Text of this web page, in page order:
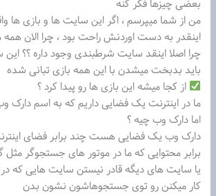
بعضی چیزها فکر کنه
من از شما میپرسم ، اگر این سایت ها و بازی ها
اینقدر به دست اوردنش راحت بود ، چرا الان همه
چرا اصلا اینقد سایت شرطبندی وجود داره ؟؟ این
باید بدبخت میشدن با این همه بازی تبانی شده
از کجا میشه این بازی ها رو پیدا کرد ؟
ما در اینترنت یک فضایی داریم که به اسم دارک
اما دارک وب چیه ؟
دارک وب یک فضایی هست چند برابر فضای
برابر محتوایی که ما در موتور های جستجوگر مثل
یا سایت های دیگه قادر نیستن سایت هایی که
کار میکنن رو توی جستجوهاشون نشون بدن